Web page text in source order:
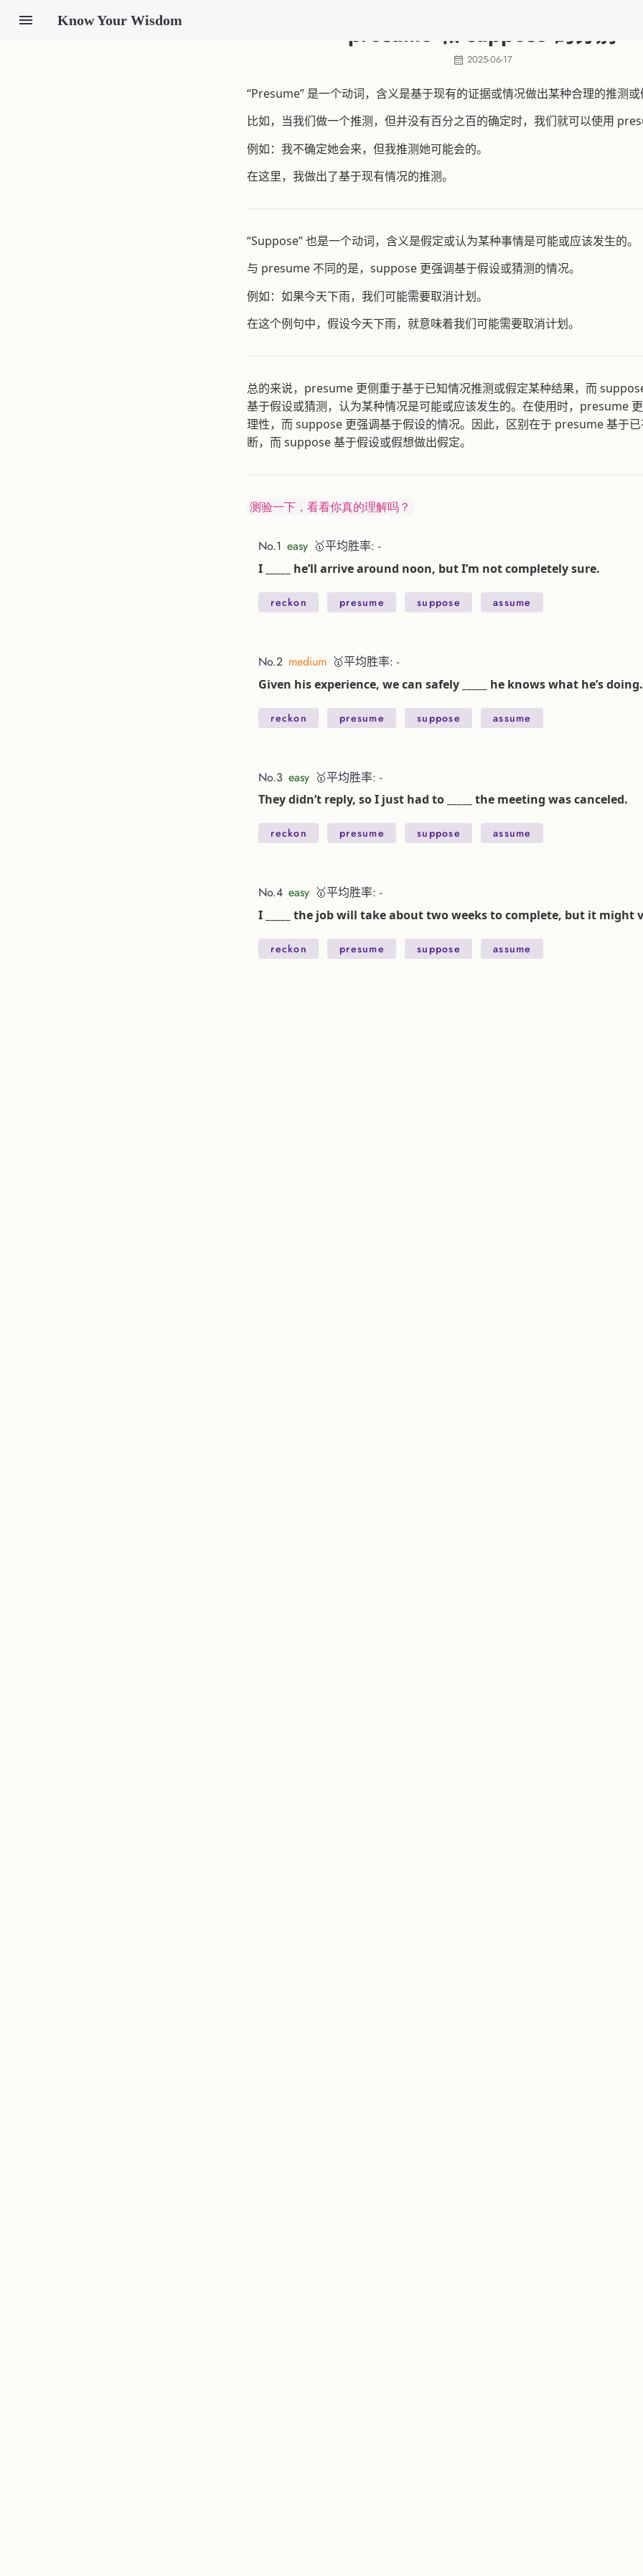
Know Your Wisdom presume 和 suppose 的分别
2025-06-17
“Presume” 是一个动词，含义是基于现有的证据或情况做出某种合理的推测
比如，当我们做一个推测，但并没有百分之百的确定时，我们就可以使用
例如：我不确定她会来，但我推测她可能会的。
在这里，我做出了基于现有情况的推测。
“Suppose” 也是一个动词，含义是假定或认为某种事情是可能或应该发生的。
与 presume 不同的是，suppose 更强调基于假设或猜测的情况。
例如：如果今天下雨，我们可能需要取消计划。
在这个例句中，假设今天下雨，就意味着我们可能需要取消计划。
总的来说，presume 更侧重于基于已知情况推测或假定某种结果，而
基于假设或猜测，认为某种情况是可能或应该发生的。在使用时，presume
理性，而 suppose 更强调基于假设的情况。因此，区别在于 presume 基于
断，而 suppose 基于假设或假想做出假定。
测验一下，看看你真的理解吗？
No.1 easy 🥇平均胜率: -
I _____ he’ll arrive around noon, but I’m not completely sure.
reckon presume suppose assume
No.2 medium 🥇平均胜率: -
Given his experience, we can safely _____ he knows what he’s doing.
reckon presume suppose assume
No.3 easy 🥇平均胜率: -
They didn’t reply, so I just had to _____ the meeting was canceled.
reckon presume suppose assume
No.4 easy 🥇平均胜率: -
I _____ the job will take about two weeks to complete, but it might
reckon presume suppose assume